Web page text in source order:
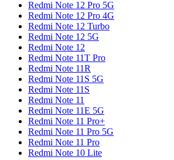
Redmi Note 12 Pro 5G
Redmi Note 12 Pro 4G
Redmi Note 12 Turbo
Redmi Note 12 5G
Redmi Note 12
Redmi Note 11T Pro
Redmi Note 11R
Redmi Note 11S 5G
Redmi Note 11S
Redmi Note 11
Redmi Note 11E 5G
Redmi Note 11 Pro+
Redmi Note 11 Pro 5G
Redmi Note 11 Pro
Redmi Note 10 Lite